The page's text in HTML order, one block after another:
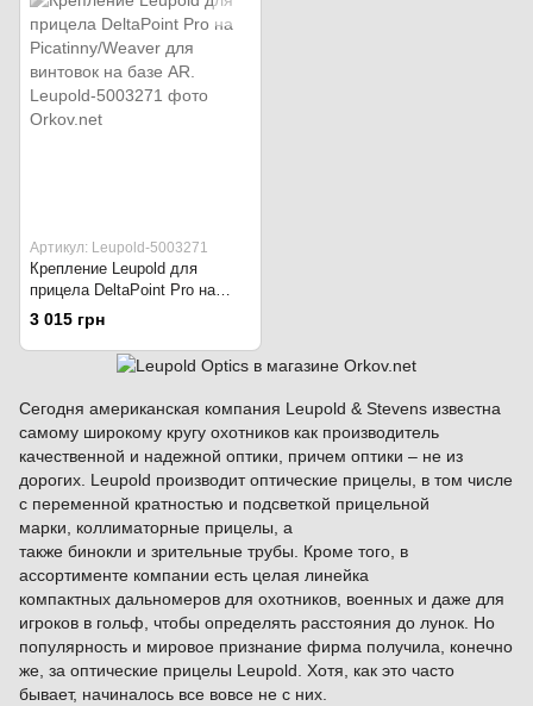
Артикул: Leupold-5003271
Крепление Leupold для
прицела DeltaPoint Pro на
Picatinny/Weaver для
винтовок на базе AR.
3 015 грн
Сегодня американская компания Leupold & Stevens известна
самому широкому кругу охотников как производитель
качественной и надежной оптики, причем оптики – не из
дорогих. Leupold производит оптические прицелы, в том числе
с переменной кратностью и подсветкой прицельной
марки, коллиматорные прицелы, а
также бинокли и зрительные трубы. Кроме того, в
ассортименте компании есть целая линейка
компактных дальномеров для охотников, военных и даже для
игроков в гольф, чтобы определять расстояния до лунок. Но
популярность и мировое признание фирма получила, конечно
же, за оптические прицелы Leupold. Хотя, как это часто
бывает, начиналось все вовсе не с них.